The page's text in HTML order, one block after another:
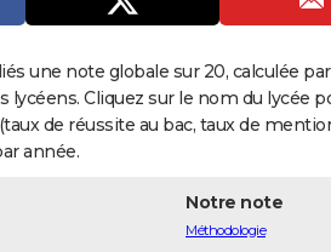
une note globale sur 20, calculée
lycéens. Cliquez sur le nom du lycée
de réussite au bac, taux de
année.
Notre note
Méthodologie